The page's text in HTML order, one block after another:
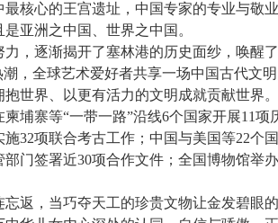
心的王宫遗址，中国专家的专业与敬业
亚洲之中国、世界之中国。
逐渐揭开了塞林港的历史面纱，唤醒了
全球艺术爱好者共享一场中国古代文明
界、以更有活力的文明成就贡献世界。
寨等“一带一路”沿线6个国家开展11项
32项联合考古工作；中国与美国等22个
门签署近30项合作文件；全国博物馆举
，当巧夺天工的珍贵文物让金发碧眼